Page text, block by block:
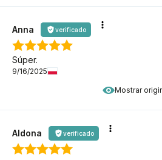
Mostrar
Anna verificado
Súper.
9/16/2025
Aldona verificado